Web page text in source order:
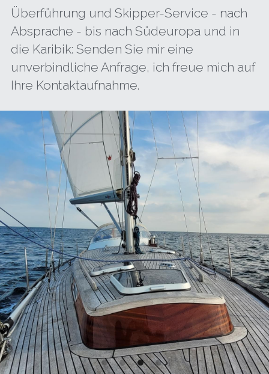
Überführung und Skipper-Service - nach
Absprache - bis nach Südeuropa und in
die Karibik: Senden Sie mir eine
unverbindliche Anfrage, ich freue mich auf
Ihre Kontaktaufnahme.